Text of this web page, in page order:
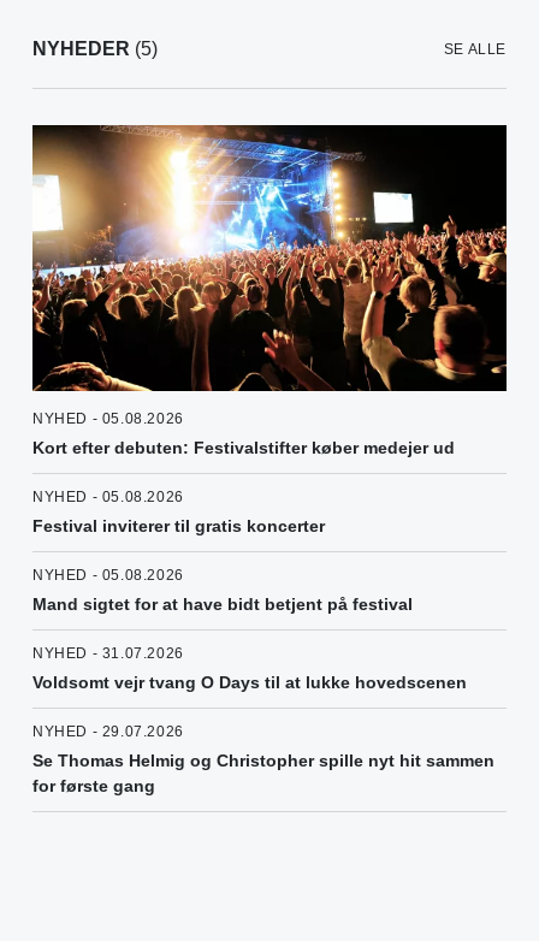
NYHEDER (5) SE ALLE
NYHED - 05.08.2026
Kort efter debuten: Festivalstifter køber medejer ud
NYHED - 05.08.2026
Festival inviterer til gratis koncerter
NYHED - 05.08.2026
Mand sigtet for at have bidt betjent på festival
NYHED - 31.07.2026
Voldsomt vejr tvang O Days til at lukke hovedscenen
NYHED - 29.07.2026
Se Thomas Helmig og Christopher spille nyt hit sammen
for første gang